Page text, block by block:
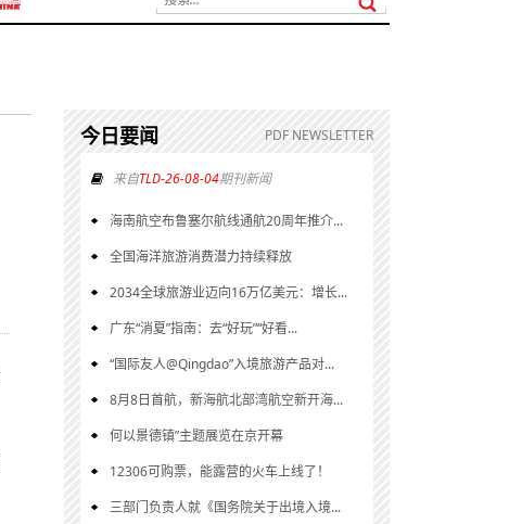
今日要闻 PDF NEWSLETTER
来自TLD-26-08-04期刊新闻
海南航空布鲁塞尔航线通航20周年推介...
全国海洋旅游消费潜力持续释放
2034全球旅游业迈向16万亿美元：增长...
广东“消夏”指南：去“好玩”“好看...
“国际友人@Qingdao”入境旅游产品对...
8月8日首航，新海航北部湾航空新开海...
何以景德镇”主题展览在京开幕
12306可购票，能露营的火车上线了！
三部门负责人就《国务院关于出境入境...